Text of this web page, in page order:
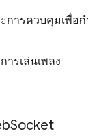
การควบคุมเพื่อ
ารเล่นเพลง
Socket